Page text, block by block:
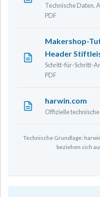
Technische Daten,
PDF
Makershop-
Header
Schritt-für-Schritt-
PDF
harwin.com
Offizielle
Technische Grundlage:
beziehen sich